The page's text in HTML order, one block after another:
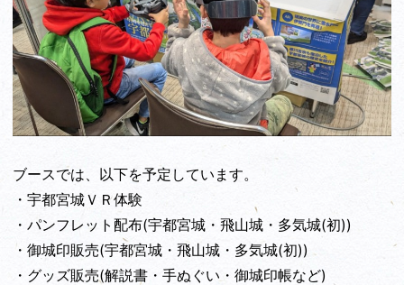
ブースでは、以下を予定しています。
・宇都宮城ＶＲ体験
・パンフレット配布(宇都宮城・飛山城・多気城(初))
・御城印販売(宇都宮城・飛山城・多気城(初))
・グッズ販売(解説書・手ぬぐい・御城印帳など)